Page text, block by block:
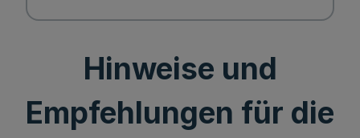
Hinweise und
Empfehlungen für die